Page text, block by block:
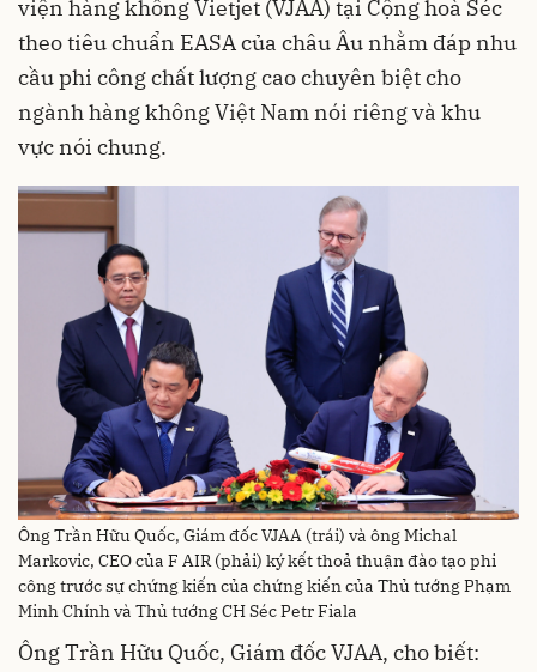
viện hàng không Vietjet (VJAA) tại Cộng hoà Séc
theo tiêu chuẩn EASA của châu Âu nhằm đáp nhu
cầu phi công chất lượng cao chuyên biệt cho
ngành hàng không Việt Nam nói riêng và khu
vực nói chung.
Ông Trần Hữu Quốc, Giám đốc VJAA (trái) và ông Michal
Markovic, CEO của F AIR (phải) ký kết thoả thuận đào tạo phi
công trước sự chứng kiến của chứng kiến của Thủ tướng Phạm
Minh Chính và Thủ tướng CH Séc Petr Fiala
Ông Trần Hữu Quốc, Giám đốc VJAA, cho biết: